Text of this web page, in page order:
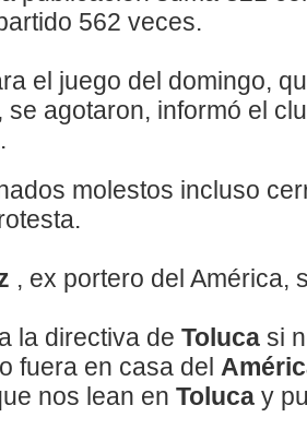
562 veces.
el juego del domingo,
se agotaron, informó el
molestos incluso
, ex portero del América,
la directiva de Toluca si
fuera en casa del
nos lean en Toluca y